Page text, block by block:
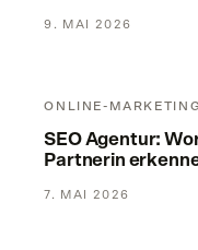
9. MAI 2026
ONLINE-MARKETING
SEO Agentur:
Partnerin
7. MAI 2026